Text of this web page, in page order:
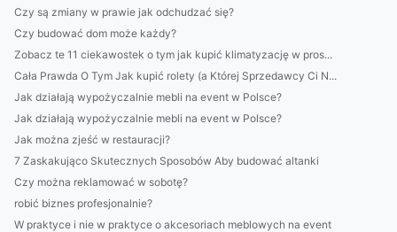
Czy są zmiany w prawie jak odchudzać się?
Czy budować dom może każdy?
Zobacz te 11 ciekawostek o tym jak kupić klimatyzację w pros...
Cała Prawda O Tym Jak kupić rolety (a Której Sprzedawcy Ci N...
Jak działają wypożyczalnie mebli na event w Polsce?
Jak działają wypożyczalnie mebli na event w Polsce?
Jak można zjeść w restauracji?
7 Zaskakująco Skutecznych Sposobów Aby budować altanki
Czy można reklamować w sobotę?
robić biznes profesjonalnie?
W praktyce i nie w praktyce o akcesoriach meblowych na event